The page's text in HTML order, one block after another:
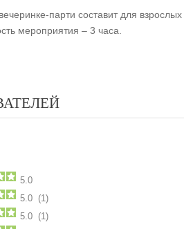
парти составит для
мероприятия – 3 часа.
5.0
5.0 (1)
5.0 (1)